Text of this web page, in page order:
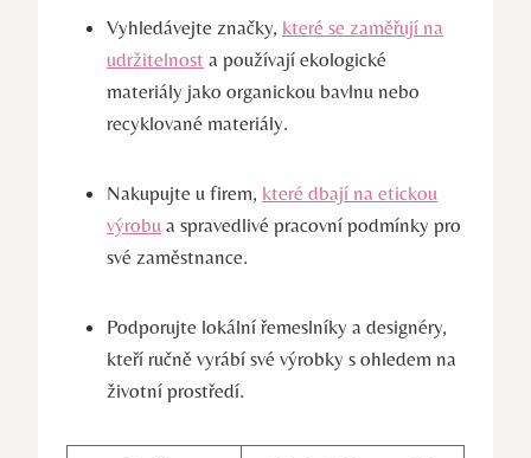
Vyhledávejte značky,‍ které se zaměřují na‌
udržitelnost a‌ používají ekologické
materiály jako organickou bavlnu nebo
recyklované materiály.
Nakupujte u firem, které dbají na etickou
výrobu a spravedlivé pracovní podmínky pro‍
své zaměstnance.
Podporujte lokální řemeslníky a designéry,
kteří ​ručně ‌vyrábí své výrobky s⁤ ohledem na
⁤životní prostředí.